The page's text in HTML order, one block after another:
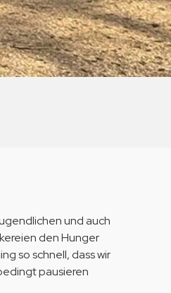
und auch
den Hunger
so schnell, dass wir
pausieren